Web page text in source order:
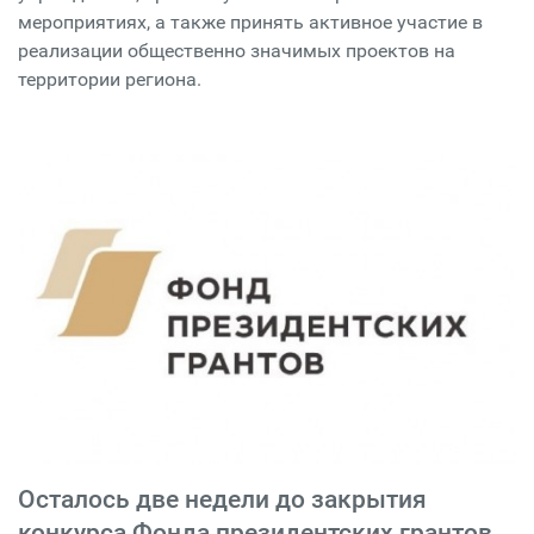
мероприятиях, а также принять активное участие в
реализации общественно значимых проектов на
территории региона.
Осталось две недели до закрытия